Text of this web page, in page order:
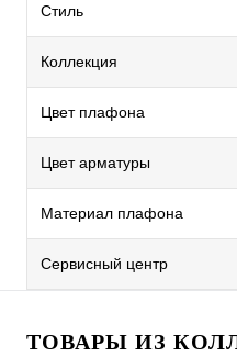
Стиль
Коллекция
Цвет плафона
Цвет арматуры
Материал плафона
Сервисный центр
ТОВАРЫ ИЗ